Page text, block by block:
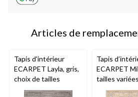
Articles de
Tapis d'intérieur
ECARPET Layla, gris,
choix de tailles
Tapis
ECARPET
tailles variées